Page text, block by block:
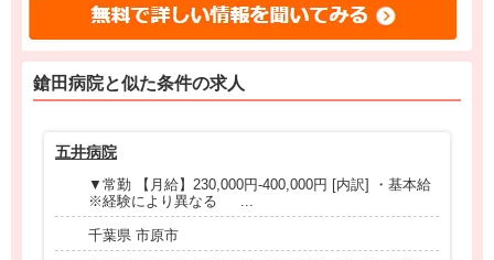
鎗田病院と似た条件の求人
五井病院
▼常勤 【月給】230,000円-400,000円 [内訳] ・基本給
※経験により異なる ...
千葉県 市原市